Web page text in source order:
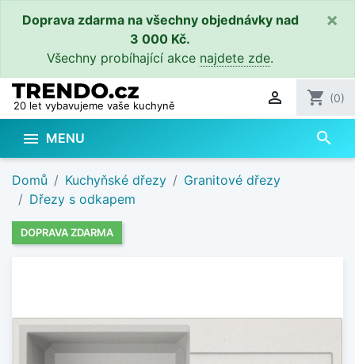
Doprava zdarma na všechny objednávky nad
3 000 Kč.
Všechny probíhající akce najdete zde.
×
20 let vybavujeme vaše kuchyně  shopping_cart (0)
 MENU search
Domů Kuchyňské dřezy
Granitové dřezy
Dřezy s odkapem
DOPRAVA ZDARMA